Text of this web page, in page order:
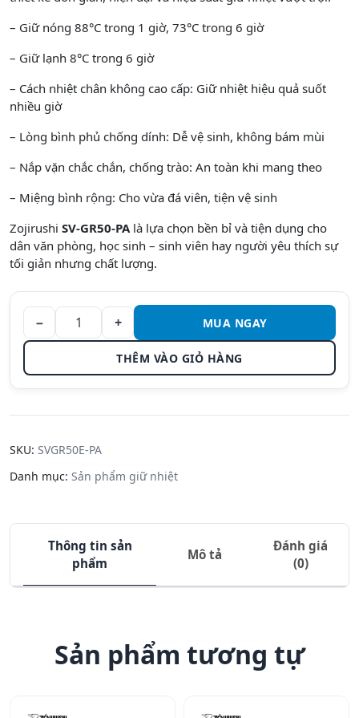
– Giữ nóng 88°C trong 1 giờ, 73°C trong 6 giờ
– Giữ lạnh 8°C trong 6 giờ
– Cách nhiệt chân không cao cấp: Giữ nhiệt hiệu quả suốt
nhiều giờ
– Lòng bình phủ chống dính: Dễ vệ sinh, không bám mùi
– Nắp vặn chắc chắn, chống trào: An toàn khi mang theo
– Miệng bình rộng: Cho vừa đá viên, tiện vệ sinh
Zojirushi SV-GR50-PAlà lựa chọn bền bỉ và tiện dụng cho
dân văn phòng, học sinh – sinh viên hay người yêu thích sự
tối giản nhưng chất lượng.
Bình giữ
nhiệt
hiệu
Zojirushi
Màu
lượng
− +
THÊM VÀO GIỎ HÀNG
MUA NGAY
SKU: SVGR50E-PA
Danh mục: Sản phẩm giữ nhiệt
Thông tin sản
phẩm
Mô tả
Đánh giá
(0)
Sản phẩm tương tự